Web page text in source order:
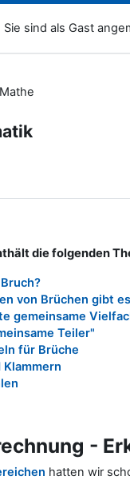
Sie sind als Gast
die folgenden
von Brüchen gibt
gemeinsame
Teiler"
für Brüche
Klammern
-
hatten wir